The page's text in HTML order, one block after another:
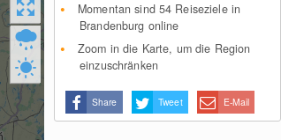
Momentan sind 54 Reiseziele in
Brandenburg online
Zoom in die Karte, um die Region
einzuschränken
Share Tweet E-Mail